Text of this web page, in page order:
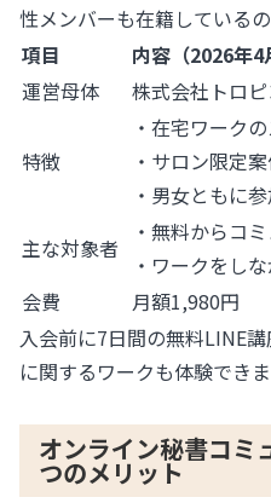
性メンバーも在籍しているの
項目
内容（2026年4
運営母体
株式会社トロピ
特徴
・在宅ワーク
・サロン限定
・男女ともに
主な対象者
・無料からコ
・ワークをし
会費
月額1,980円
入会前に7日間の無料LINE
に関するワークも体験できま
オンライン秘書コミ
つのメリット